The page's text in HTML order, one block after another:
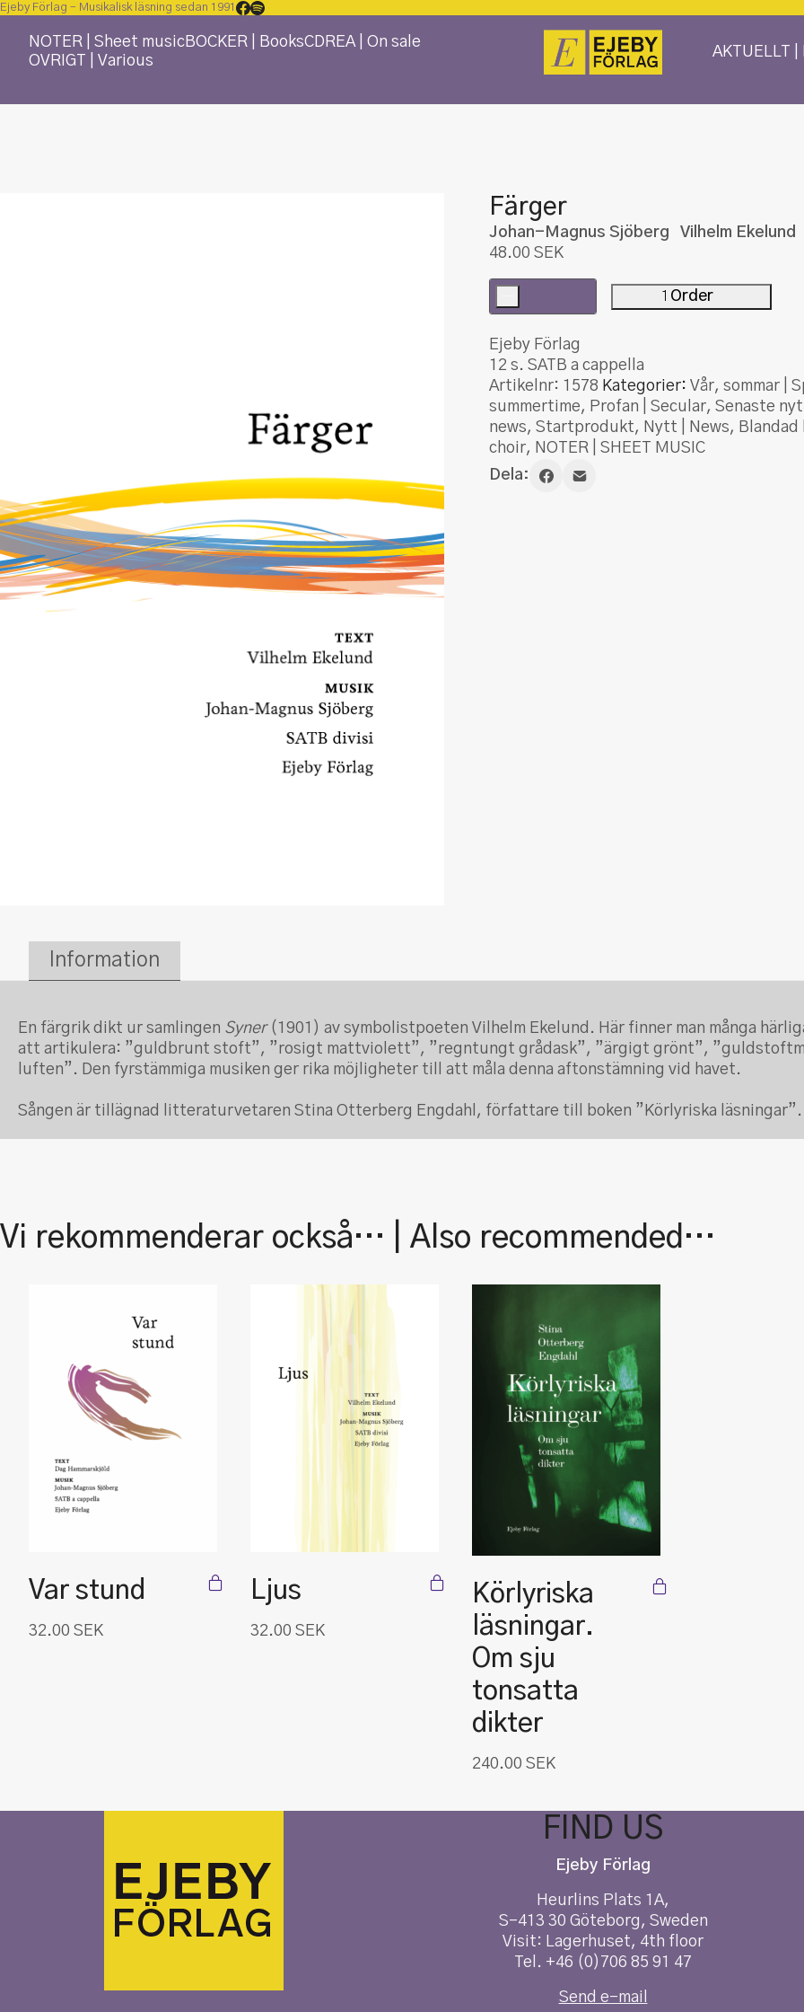
Ejeby Förlag – Musikalisk läsning sedan 1991
NOTER | Sheet musicBÖCKER | BooksCD REA | On sale
ÖVRIGT | Various
AKTUELLT |
Färger
Johan-Magnus Sjöberg Vilhelm
48.00SEK
Färger
Order
Ejeby Förlag
12 s. SATB a cappella
Artikelnr: 1578 Kategorier: Vår, sommar |
summertime, Profan | Secular,Senaste
news,Startprodukt, Nytt | News, Blandad
choir, NOTER | SHEET MUSIC
Dela:
Information
En färgrik dikt ur samlingen Syner(1901) av symbolistpoeten Vilhelm Ekelund. Här finner man många
att artikulera: ”guldbrunt stoft”, ”rosigt mattviolett”, ”regntungt grådask”, ”ärgigt grönt”,
luften”. Den fyrstämmiga musiken ger rika möjligheter till att måla denna aftonstämning vid havet.
Sången är tillägnad litteraturvetaren Stina Otterberg Engdahl, författare till boken ”Körlyriska läsningar”.
Vi rekommenderar också… | Also recommended…
Var stund
32.00 SEK
Ljus
32.00SEK
Körlyriska
läsningar.
Om sju
tonsatta
dikter
240.00SEK
FIND US
Ejeby Förlag
Heurlins Plats 1A,
S-413 30 Göteborg, Sweden
Visit: Lagerhuset, 4th floor
Tel. +46 (0)706 85 91 47
Send e-mail